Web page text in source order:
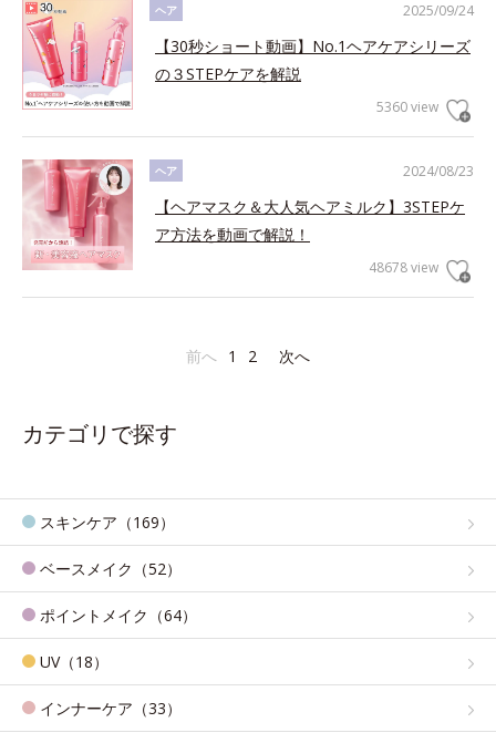
2025/09/24
ヘア
【30秒ショート動画】No.1ヘアケアシリーズ
の３STEPケアを解説
5360 view
2024/08/23
ヘア
【ヘアマスク＆大人気ヘアミルク】3STEPケ
ア方法を動画で解説！
48678 view
前へ 1 2 次へ
カテゴリで探す
スキンケア（169）
ベースメイク（52）
ポイントメイク（64）
UV（18）
インナーケア（33）